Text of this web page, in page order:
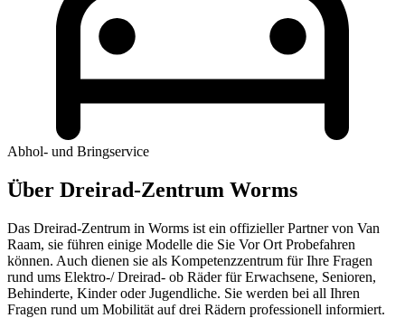
Abhol- und Bringservice
Über Dreirad-Zentrum Worms
Das Dreirad-Zentrum in Worms ist ein offizieller Partner von Van
Raam, sie führen einige Modelle die Sie Vor Ort Probefahren
können. Auch dienen sie als Kompetenzzentrum für Ihre Fragen
rund ums Elektro-/ Dreirad- ob Räder für Erwachsene, Senioren,
Behinderte, Kinder oder Jugendliche. Sie werden bei all Ihren
Fragen rund um Mobilität auf drei Rädern professionell informiert.